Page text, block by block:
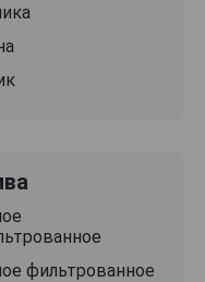
фильтрованное